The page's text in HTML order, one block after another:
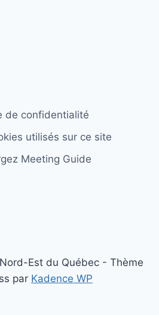
de confidentialité
utilisés sur ce site
Meeting Guide
Est du Québec - Thème
par Kadence WP